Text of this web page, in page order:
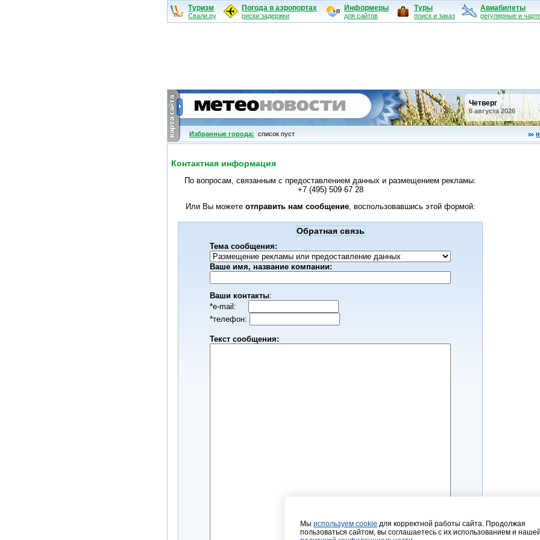
Туризм
Свали.ру
Погода в аэропортах
риски задержки
Информеры
для сайтов
Туры
поиск и заказ
Авиабилеты
регулярные и
Четверг
6 августа 2026
Избранные города: cписок пуст
Контактная информация
По вопросам, связанным с предоставлением данных и размещением рекламы:
+7 (495) 509 67 28
Или Вы можете отправить нам сообщение, воспользовавшись этой формой:
Обратная связь
Тема сообщения:
Ваше имя, название компании:
Ваши контакты:
*е-mail:
*телефон:
Текст сообщения:
Мы используем cookie для корректной работы сайта. Продолжая
пользоваться сайтом, вы соглашаетесь с их использованием и